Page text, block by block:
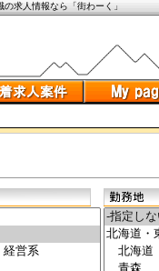
求人情報なら「街わーく」